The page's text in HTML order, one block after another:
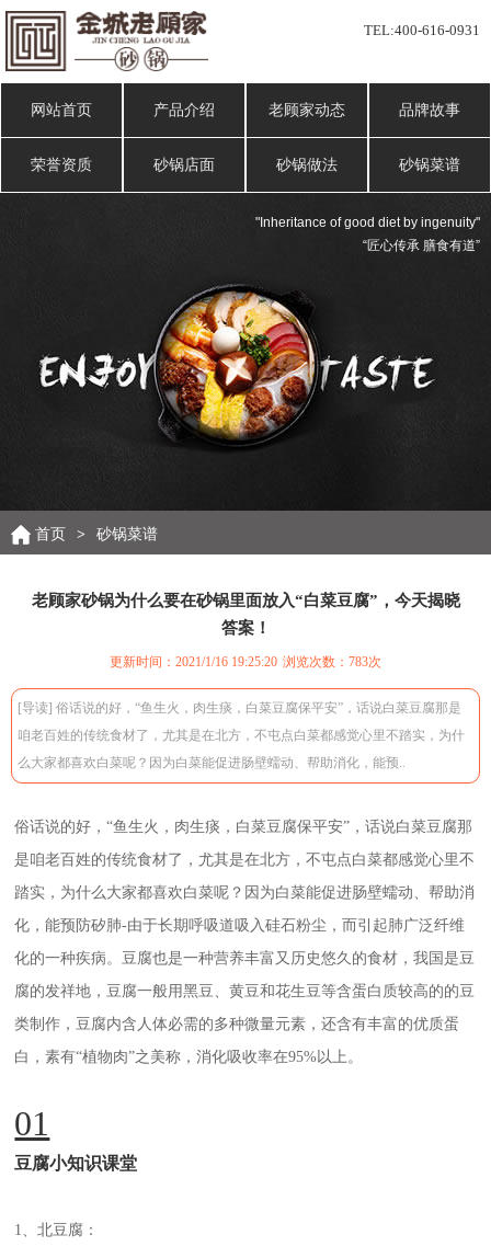
TEL:400-616-0931
网站首页 产品介绍 老顾家动态 品牌故事
荣誉资质 砂锅店面 砂锅做法 砂锅菜谱
"Inheritance of good diet by ingenuity"
“匠心传承 膳食有道”
首页 > 砂锅菜谱
老顾家砂锅为什么要在砂锅里面放入“白菜豆腐”，今天揭晓
答案！
更新时间：2021/1/16 19:25:20 浏览次数： 783次
[导读] 俗话说的好，“鱼生火，肉生痰，白菜豆腐保平安”，话说白菜豆腐那是
咱老百姓的传统食材了，尤其是在北方，不屯点白菜都感觉心里不踏实，为什
么大家都喜欢白菜呢？因为白菜能促进肠壁蠕动、帮助消化，能预..
俗话说的好，“鱼生火，肉生痰，白菜豆腐保平安”，话说白菜豆腐那
是咱老百姓的传统食材了，尤其是在北方，不屯点白菜都感觉心里不
踏实，为什么大家都喜欢白菜呢？因为白菜能促进肠壁蠕动、帮助消
化，能预防矽肺-由于长期呼吸道吸入硅石粉尘，而引起肺广泛纤维
化的一种疾病。豆腐也是一种营养丰富又历史悠久的食材，我国是豆
腐的发祥地，豆腐一般用黑豆、黄豆和花生豆等含蛋白质较高的的豆
类制作，豆腐内含人体必需的多种微量元素，还含有丰富的优质蛋
白，素有“植物肉”之美称，消化吸收率在95%以上。
01
豆腐小知识课堂
1、北豆腐：